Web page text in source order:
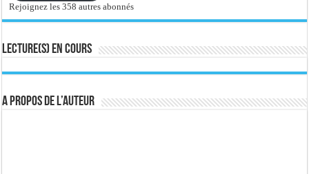
Rejoignez les 358 autres abonnés
Lecture(s) en cours
A propos de l’auteur